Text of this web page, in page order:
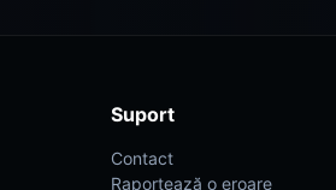
Suport
Contact
Raportează o eroare